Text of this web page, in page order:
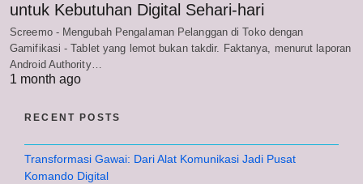
untuk Kebutuhan Digital Sehari-hari
Screemo - Mengubah Pengalaman Pelanggan di Toko dengan
Gamifikasi - Tablet yang lemot bukan takdir. Faktanya, menurut laporan
Android Authority…
1 month ago
RECENT POSTS
Transformasi Gawai: Dari Alat Komunikasi Jadi Pusat
Komando Digital